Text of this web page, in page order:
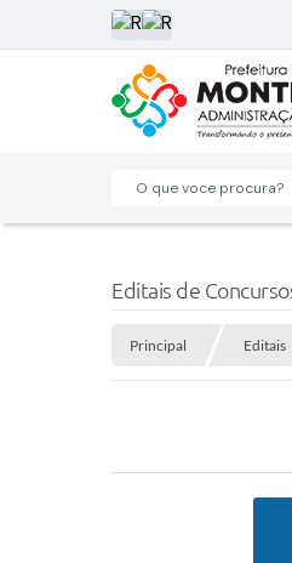
O que voce procura?
Editais de
Principal Editais